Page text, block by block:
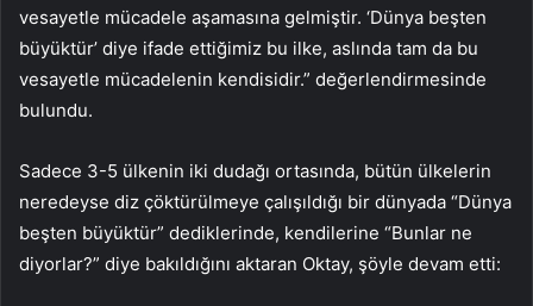
vesayetle mücadele aşamasına gelmiştir. ‘Dünya beşten
büyüktür’ diye ifade ettiğimiz bu ilke, aslında tam da bu
vesayetle mücadelenin kendisidir.” değerlendirmesinde
bulundu.
Sadece 3-5 ülkenin iki dudağı ortasında, bütün ülkelerin
neredeyse diz çöktürülmeye çalışıldığı bir dünyada “Dünya
beşten büyüktür” dediklerinde, kendilerine “Bunlar ne
diyorlar?” diye bakıldığını aktaran Oktay, şöyle devam etti: